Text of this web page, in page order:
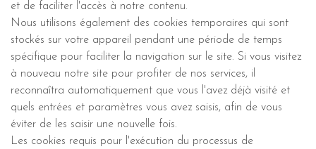
et de faciliter l'accès à notre contenu.
Nous utilisons également des cookies temporaires qui sont
stockés sur votre appareil pendant une période de temps
spécifique pour faciliter la navigation sur le site. Si vous visitez
à nouveau notre site pour profiter de nos services, il
reconnaîtra automatiquement que vous l'avez déjà visité et
quels entrées et paramètres vous avez saisis, afin de vous
éviter de les saisir une nouvelle fois.
Les cookies requis pour l'exécution du processus de